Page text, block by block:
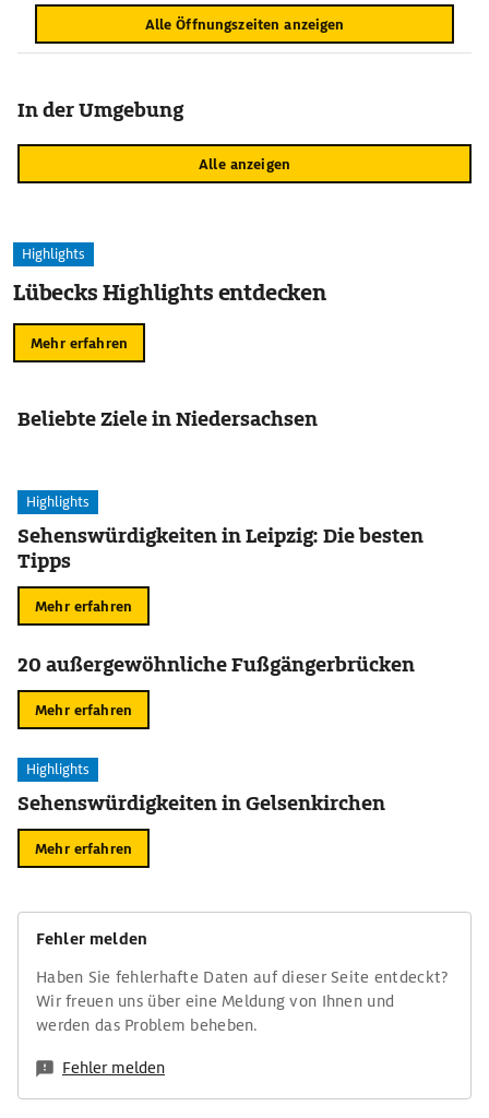
Alle Öffnungszeiten anzeigen
In der Umgebung
Alle anzeigen
Highlights
Lübecks Highlights entdecken
Mehr erfahren
Beliebte Ziele in Niedersachsen
Highlights
Sehenswürdigkeiten in Leipzig: Die besten
Tipps
Mehr erfahren
20 außergewöhnliche Fußgängerbrücken
Mehr erfahren
Highlights
Sehenswürdigkeiten in Gelsenkirchen
Mehr erfahren
Fehler melden
Haben Sie fehlerhafte Daten auf dieser Seite entdeckt?
Wir freuen uns über eine Meldung von Ihnen und
werden das Problem beheben.
Fehler melden